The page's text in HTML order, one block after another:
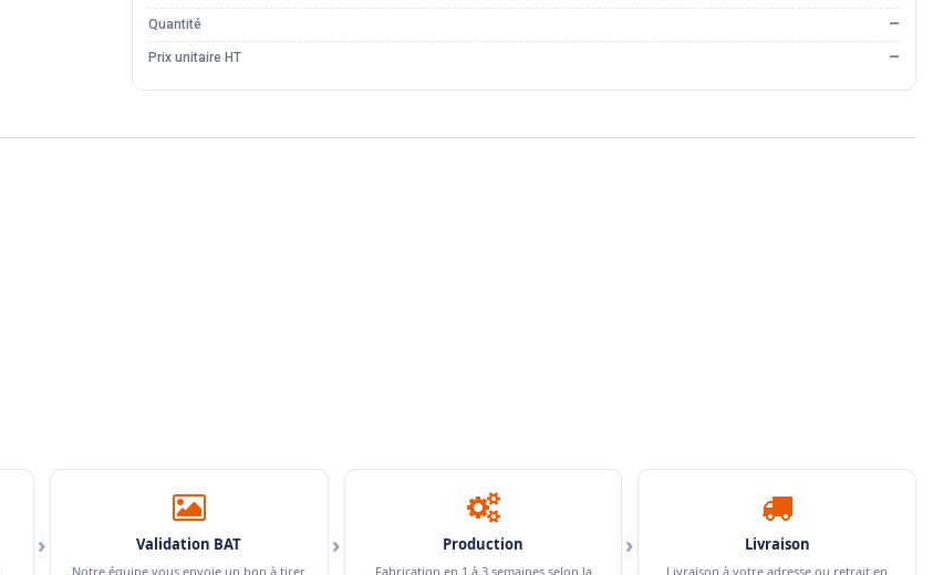
Quantité —
Prix unitaire HT —
› Validation BAT
Notre équipe vous envoie un bon à tirer
› Production
Fabrication en 1 à 3 semaines selon la
› Livraison
Livraison à votre adresse ou retrait en